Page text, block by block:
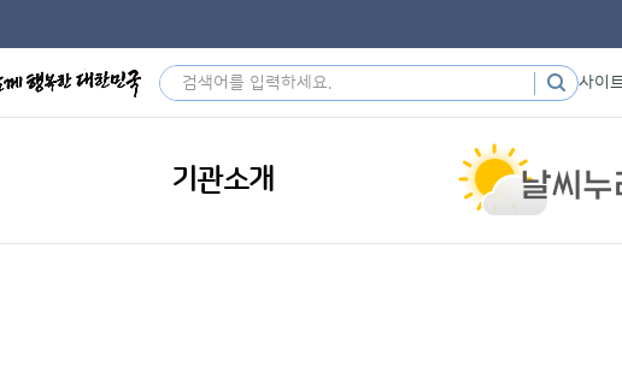
사이
기관소개